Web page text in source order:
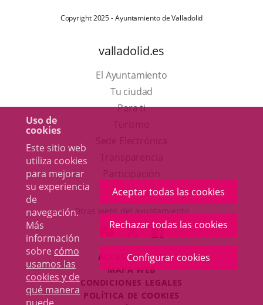
Uso de
cookies
Este sitio web
utiliza cookies
para mejorar
su experiencia
de
navegación.
Más
información
sobre cómo
usamos las
cookies y de
qué manera
Aceptar todas las cookies
Rechazar todas las cookies
Configurar cookies
Copyright 2025 - Ayuntamiento de Valladolid
valladolid.es
El Ayuntamiento
Tu ciudad
Para ti
en
una
ventana
nueva.
aplicación
externa.
Otras webs del ayuntamiento
ENLACE
A
UNA
APLICACIÓN
EXTERNA.
ENLACE
A
UNA
APLICACIÓN
EXTERNA.
ENLACE
A
UNA
EXTERNA.
ACCESIBILIDAD
MAPA WEB
CONDICIONES LEGALES
POLÍTICA DE COOKIES